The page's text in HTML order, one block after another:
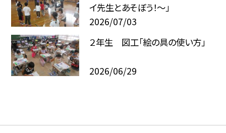
イ先生とあそぼう！～」
2026/07/03
２年生 図工「絵の具の使い方」
2026/06/29